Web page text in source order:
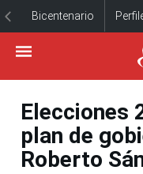
Bicentenario
Elecciones
plan de
Roberto